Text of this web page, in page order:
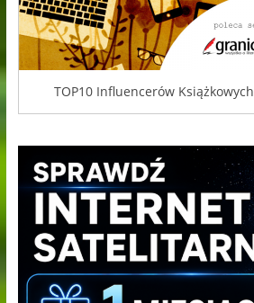
TOP10 Influencerów Książkowych